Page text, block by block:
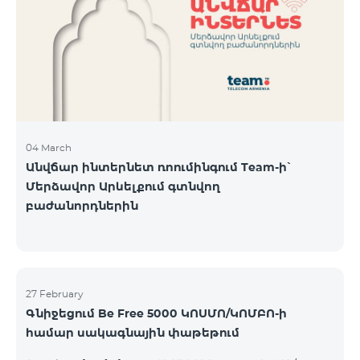
Կիրակի-08․03 Երևան Կենտրոն Իսակովի
պողոտա 3/7 09:00-18:00 09:00-18:00 10:00-19:00
Երևան Կենտրոն Խորենացու փողոց 26/26 09:00-
04 March
Անվճար ինտերնետ ռոումինգում Team-ի՝
Մերձավոր Արևելքում գտնվող
բաժանորդներին
27 February
Գնիջեցում Be Free 5000 ԿՈՍՄՈ/ԿՈՄԲՈ-ի
համար սակագնային փաթեթում